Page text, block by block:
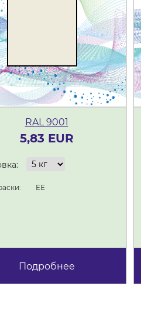
RAL 9001
5,83 EUR
EE
Подробнее